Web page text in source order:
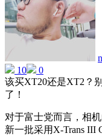
10
0
该买XT20还是XT2？
了！
对于富士党而言，相
新一批采用X-Trans III